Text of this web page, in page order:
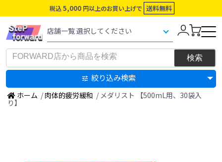
税込 5,000 円以上のお買い上げで 送料無料
絞り込み検索
ホーム / 肉体的疲労緩和 / メダリスト 【500mL用、30袋入
り】